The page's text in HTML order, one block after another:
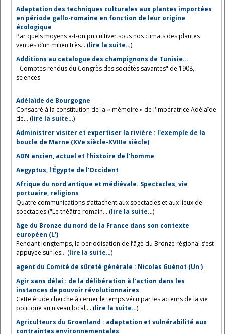
Adaptation des techniques culturales aux plantes importées
en période gallo-romaine en fonction de leur origine
écologique
Par quels moyens a-t-on pu cultiver sous nos climats des plantes
venues d’un milieu très... (lire la suite…)
Additions au catalogue des champignons de Tunisie...
- Comptes rendus du Congrès des sociétés savantes" de 1908,
sciences
Adélaïde de Bourgogne
Consacré à la constitution de la « mémoire » de l'impératrice Adélaïde
de... (lire la suite…)
Administrer visiter et expertiser la rivière : l'exemple de la
boucle de Marne (XVe siècle-XVIIIe siècle)
ADN ancien, actuel et l’histoire de l'homme
Aegyptus, l'Égypte de l'Occident
Afrique du nord antique et médiévale. Spectacles, vie
portuaire, religions
Quatre communications s’attachent aux spectacles et aux lieux de
spectacles ("Le théâtre romain... (lire la suite…)
âge du Bronze du nord de la France dans son contexte
européen (L’)
Pendant longtemps, la périodisation de l’âge du Bronze régional s’est
appuyée sur les... (lire la suite…)
agent du Comité de sûreté générale : Nicolas Guénot (Un )
Agir sans délai : de la délibération à l’action dans les
instances de pouvoir révolutionnaires
Cette étude cherche à cerner le temps vécu par les acteurs de la vie
politique au niveau local,... (lire la suite…)
Agriculteurs du Groenland : adaptation et vulnérabilité aux
contraintes environnementales